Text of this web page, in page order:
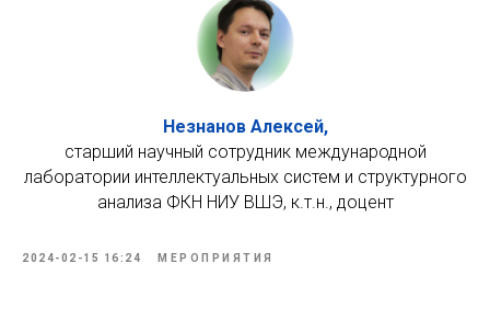
Незнанов Алексей,
старший научный сотрудник международной
лаборатории интеллектуальных систем и структурного
анализа ФКН НИУ ВШЭ, к.т.н., доцент
2024-02-15 16:24 МЕРОПРИЯТИЯ